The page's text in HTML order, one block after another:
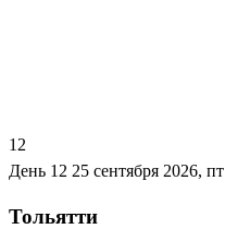
12
День 12 25 сентября 2026, пт
Тольятти